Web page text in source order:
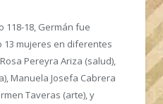
118-18, Germán fue
13 mujeres en diferentes
Pereyra Ariza (salud),
Manuela Josefa Cabrera
Taveras (arte), y